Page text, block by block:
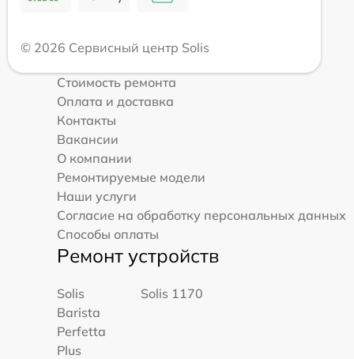
© 2026 Сервисный центр Solis
Стоимость ремонта
Оплата и доставка
Контакты
Вакансии
О компании
Ремонтируемые модели
Наши услуги
Согласие на обработку персональных данных
Способы оплаты
Ремонт устройств
Solis
Barista
Perfetta
Plus
Solis 1170